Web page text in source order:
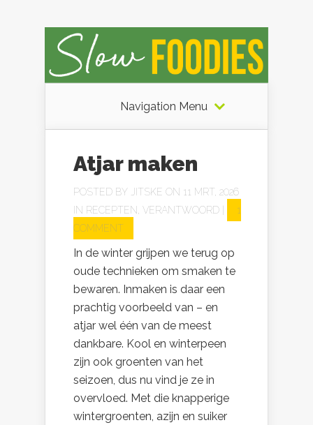
Navigation Menu
Atjar maken
POSTED BY JITSKE ON 11 MRT, 2026
IN RECEPTEN, VERANTWOORD
1
COMMENT
In de winter grijpen we terug op
oude technieken om smaken te
bewaren. Inmaken is daar een
prachtig voorbeeld van – en
atjar wel één van de meest
dankbare. Kool en winterpeen
zijn ook groenten van het
seizoen, dus nu vind je ze in
overvloed. Met die knapperige
wintergroenten, azijn en suiker